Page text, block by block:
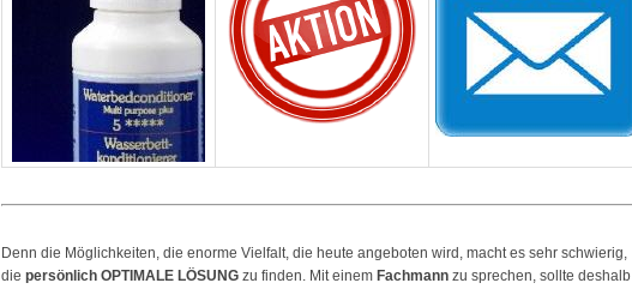
Denn die Möglichkeiten, die enorme Vielfalt, die heute angeboten wird, macht es sehr schwierig,
die persönlich OPTIMALE LÖSUNG zu finden. Mit einem Fachmann zu sprechen, sollte deshalb